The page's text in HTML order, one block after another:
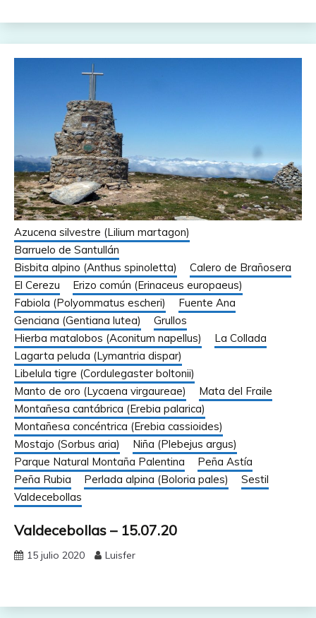
Azucena silvestre (Lilium martagon)
Barruelo de Santullán
Bisbita alpino (Anthus spinoletta)
Calero de Brañosera
El Cerezu
Erizo común (Erinaceus europaeus)
Fabiola (Polyommatus escheri)
Fuente Ana
Genciana (Gentiana lutea)
Grullos
Hierba matalobos (Aconitum napellus)
La Collada
Lagarta peluda (Lymantria dispar)
Libelula tigre (Cordulegaster boltonii)
Manto de oro (Lycaena virgaureae)
Mata del Fraile
Montañesa cantábrica (Erebia palarica)
Montañesa concéntrica (Erebia cassioides)
Mostajo (Sorbus aria)
Niña (Plebejus argus)
Parque Natural Montaña Palentina
Peña Astía
Peña Rubia
Perlada alpina (Boloria pales)
Sestil
Valdecebollas
Valdecebollas – 15.07.20
15 julio 2020 Luisfer